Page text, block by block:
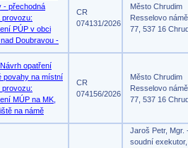
- přechodná
provozu:
PÚP v obci
Doubravou -
CR
074131/2026
Město Chrudim
Resselovo
77, 537 16
opatření
povahy na místní
provozu:
MÚP na MK,
na námě
CR
074156/2026
Město Chrudim
Resselovo
77, 537 16
Jaroš Petr, Mgr.
soudní exekutor,